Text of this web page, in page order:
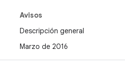
Avisos
Descripción general
Marzo de 2016